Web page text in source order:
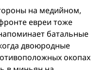
на медийном,
евреи тоже
батальные
двоюродные
окопах